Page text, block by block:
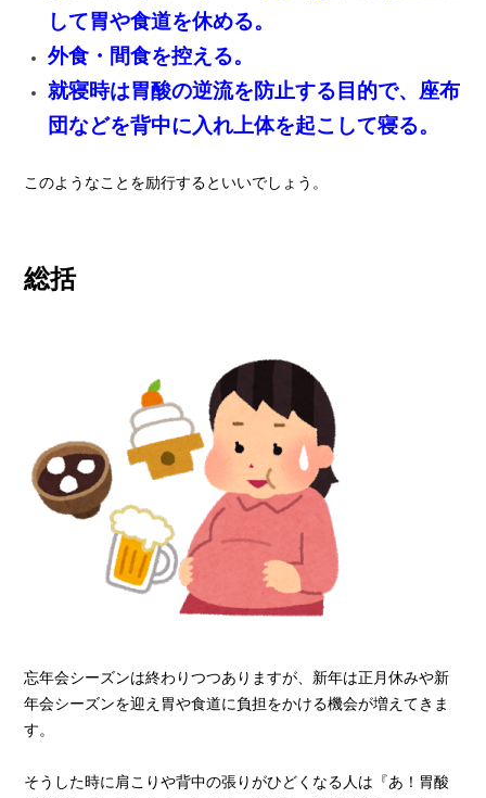
して胃や食道を休める。
外食・間食を控える。
就寝時は胃酸の逆流を防止する目的で、座布
団などを背中に入れ上体を起こして寝る。
このようなことを励行するといいでしょう。
総括
忘年会シーズンは終わりつつありますが、新年は正月休みや新
年会シーズンを迎え胃や食道に負担をかける機会が増えてきま
す。
そうした時に肩こりや背中の張りがひどくなる人は『あ！胃酸